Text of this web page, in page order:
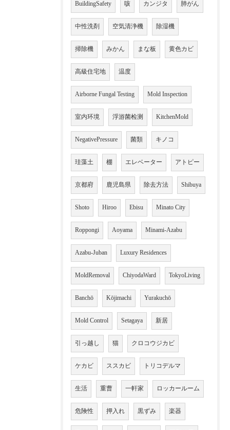
BuildingSafety 咳 カンジタ 肺がん
中性洗剤 空気清浄機 除湿機
掃除機 みかん まな板 黄色カビ
高級住宅地 温度
Airborne Fungal Testing Mold Inspection
室内环境 浮游菌检测 KitchenMold
NegativePressure 菌類 キノコ
珪藻土 棚 エレベーター アトピー
京都府 鹿児島県 除去方法 Shibuya
Shoto Hiroo Ebisu Minato City
Roppongi Aoyama Minami-Azabu
Azabu-Juban Luxury Residences
MoldRemoval ChiyodaWard TokyoLiving
Banchō Kōjimachi Yurakuchō
Mold Control Setagaya 新居
引っ越し 猫 クロコウジカビ
ケカビ ススカビ トリコデルマ
生活 重曹 一軒家 ロッカールーム
危険性 押入れ 黒ずみ 楽器